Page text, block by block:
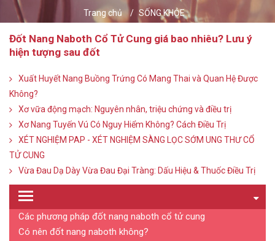
Trang chủ SỐNG KHỎE
Đốt Nang Naboth Cổ Tử Cung giá bao nhiêu? Lưu ý
hiện tượng sau đốt
Xuất Huyết Nang Buồng Trứng Có Mang Thai và Quan Hệ Được
Không?
Xơ vữa động mạch: Nguyên nhân, triệu chứng và điều trị
Xơ Nang Tuyến Vú Có Nguy Hiểm Không? Cách Điều Trị
XÉT NGHIỆM PAP - XÉT NGHIỆM SÀNG LỌC SỚM UNG THƯ CỔ
TỬ CUNG
Vừa Đau Dạ Dày Vừa Đau Đại Tràng: Dấu Hiệu & Thuốc Điều Trị
Các phương pháp đốt nang naboth cổ tử cung
Có nên đốt nang naboth không?